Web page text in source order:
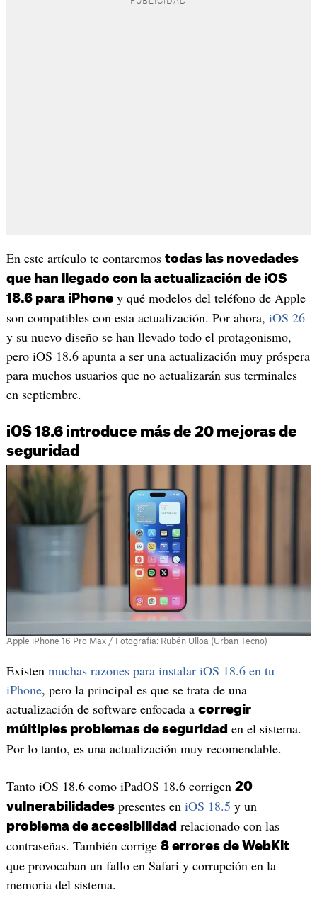
En este artículo te contaremos todas las novedades
que han llegado con la actualización de iOS
18.6 para iPhoney qué modelos del teléfono de Apple
son compatibles con esta actualización. Por ahora, iOS 26
y su nuevo diseño se han llevado todo el protagonismo,
pero iOS 18.6 apunta a ser una actualización muy próspera
para muchos usuarios que no actualizarán sus terminales
en septiembre.
iOS 18.6 introduce más de 20 mejoras de
seguridad
Apple iPhone 16 Pro Max / Fotografía: Rubén Ulloa (Urban Tecno)
Existen muchas razones para instalar iOS 18.6 en tu
iPhone, pero la principal es que se trata de una
actualización de software enfocada a corregir
múltiples problemas de seguridad en el sistema.
Por lo tanto, es una actualización muy recomendable.
Tanto iOS 18.6 como iPadOS 18.6 corrigen 20
vulnerabilidadespresentes en iOS 18.5 y un
problema de accesibilidad relacionado con las
contraseñas. También corrige 8 errores de WebKit
que provocaban un fallo en Safari y corrupción en la
memoria del sistema.